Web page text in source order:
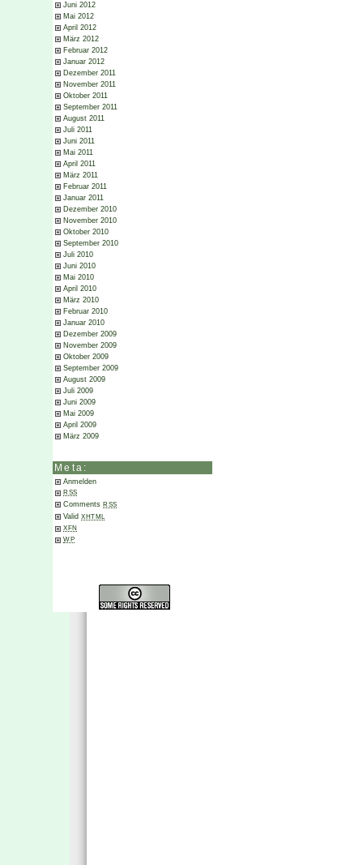
Juni 2012
Mai 2012
April 2012
März 2012
Februar 2012
Januar 2012
Dezember 2011
November 2011
Oktober 2011
September 2011
August 2011
Juli 2011
Juni 2011
Mai 2011
April 2011
März 2011
Februar 2011
Januar 2011
Dezember 2010
November 2010
Oktober 2010
September 2010
Juli 2010
Juni 2010
Mai 2010
April 2010
März 2010
Februar 2010
Januar 2010
Dezember 2009
November 2009
Oktober 2009
September 2009
August 2009
Juli 2009
Juni 2009
Mai 2009
April 2009
März 2009
Meta:
Anmelden
RSS
Comments RSS
Valid XHTML
XFN
WP